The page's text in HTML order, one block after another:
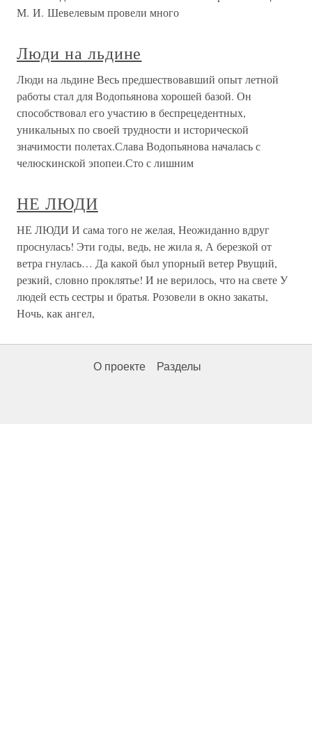
М. И. Шевелевым провели много
Люди на льдине
Люди на льдине Весь предшествовавший опыт летной
работы стал для Водопьянова хорошей базой. Он
способствовал его участию в беспрецедентных,
уникальных по своей трудности и исторической
значимости полетах.Слава Водопьянова началась с
челюскинской эпопеи.Сто с лишним
НЕ ЛЮДИ
НЕ ЛЮДИ И сама того не желая, Неожиданно вдруг
проснулась! Эти годы, ведь, не жила я, А березкой от
ветра гнулась… Да какой был упорный ветер Рвущий,
резкий, словно проклятье! И не верилось, что на свете У
людей есть сестры и братья. Розовели в окно закаты,
Ночь, как ангел,
О проекте Разделы